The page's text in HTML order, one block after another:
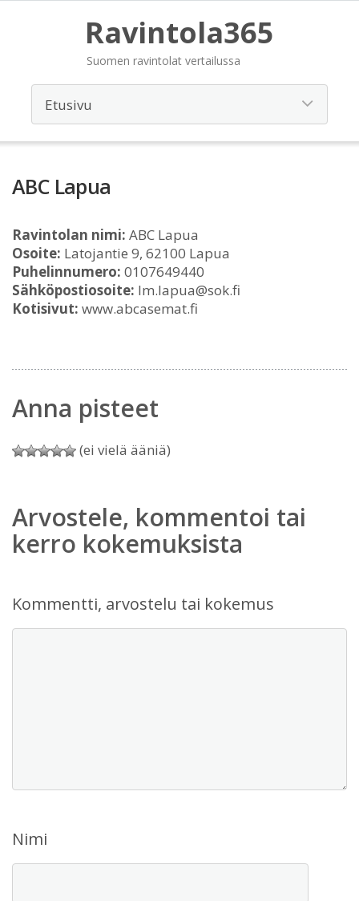
Ravintola365
Suomen ravintolat vertailussa
ABC Lapua
Ravintolan nimi: ABC Lapua
Osoite: Latojantie 9, 62100 Lapua
Puhelinnumero: 0107649440
Sähköpostiosoite: lm.lapua@sok.fi
Kotisivut: www.abcasemat.fi
Anna pisteet
(ei vielä ääniä)
Arvostele, kommentoi tai
kerro kokemuksista
Kommentti, arvostelu tai kokemus
Nimi